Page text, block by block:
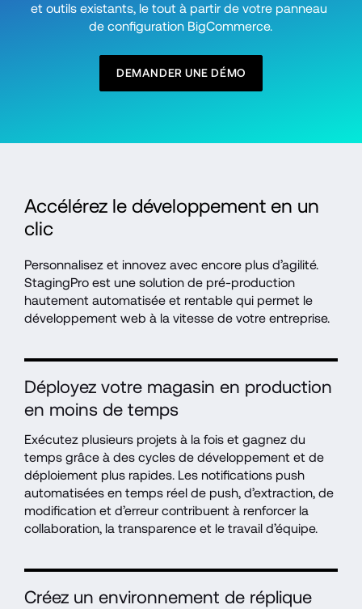
et outils existants, le tout à partir de votre panneau
de configuration BigCommerce.
DEMANDER UNE DÉMO
Accélérez le développement en un
clic
Personnalisez et innovez avec encore plus d’agilité.
StagingPro est une solution de pré-production
hautement automatisée et rentable qui permet le
développement web à la vitesse de votre entreprise.
Déployez votre magasin en production
en moins de temps
Exécutez plusieurs projets à la fois et gagnez du
temps grâce à des cycles de développement et de
déploiement plus rapides. Les notifications push
automatisées en temps réel de push, d’extraction, de
modification et d’erreur contribuent à renforcer la
collaboration, la transparence et le travail d’équipe.
Créez un environnement de réplique